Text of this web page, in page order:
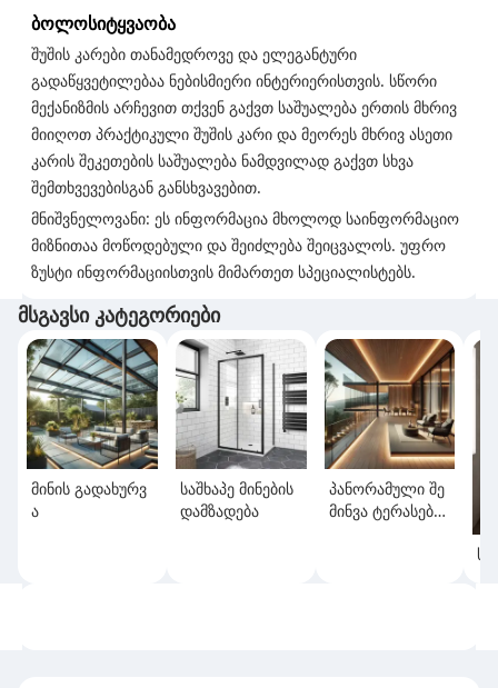
ბოლოსიტყვაობა
შუშის კარები თანამედროვე და ელეგანტური
გადაწყვეტილებაა ნებისმიერი ინტერიერისთვის. სწორი
მექანიზმის არჩევით თქვენ გაქვთ საშუალება ერთის მხრივ
მიიღოთ პრაქტიკული შუშის კარი და მეორეს მხრივ ასეთი
კარის შეკეთების საშუალება ნამდვილად გაქვთ სხვა
შემთხვევებისგან განსხვავებით.
მნიშვნელოვანი: ეს ინფორმაცია მხოლოდ საინფორმაციო
მიზნითაა მოწოდებული და შეიძლება შეიცვალოს. უფრო
ზუსტი ინფორმაციისთვის მიმართეთ სპეციალისტებს.
მსგავსი კატეგორიები
მინის გადახურვ
ა
საშხაპე მინების
დამზადება
პანორამული შე
მინვა ტერასების